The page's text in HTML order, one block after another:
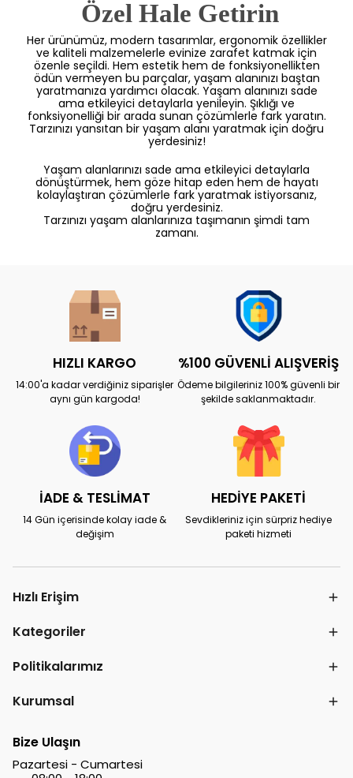
Özel Hale Getirin
Her ürünümüz, modern tasarımlar, ergonomik özellikler
ve kaliteli malzemelerle evinize zarafet katmak için
özenle seçildi. Hem estetik hem de fonksiyonellikten
ödün vermeyen bu parçalar, yaşam alanınızı baştan
yaratmanıza yardımcı olacak. Yaşam alanınızı sade
ama etkileyici detaylarla yenileyin. Şıklığı ve
fonksiyonelliği bir arada sunan çözümlerle fark yaratın.
Tarzınızı yansıtan bir yaşam alanı yaratmak için doğru
yerdesiniz!
Yaşam alanlarınızı sade ama etkileyici detaylarla
dönüştürmek, hem göze hitap eden hem de hayatı
kolaylaştıran çözümlerle fark yaratmak istiyorsanız,
doğru yerdesiniz.
Tarzınızı yaşam alanlarınıza taşımanın şimdi tam
zamanı.
HIZLI KARGO
14:00'a kadar verdiğiniz siparişler
aynı gün kargoda!
%100 GÜVENLİ ALIŞVERİŞ
Ödeme bilgileriniz 100% güvenli bir
şekilde saklanmaktadır.
İADE & TESLİMAT
14 Gün içerisinde kolay iade &
değişim
HEDİYE PAKETİ
Sevdikleriniz için sürpriz hediye
paketi hizmeti
Hızlı Erişim
Kategoriler
Politikalarımız
Kurumsal
Bize Ulaşın
Pazartesi - Cumartesi